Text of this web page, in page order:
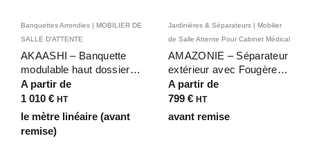
Banquettes Arrondies | MOBILIER DE
SALLE D'ATTENTE
AKAASHI – Banquette
modulable haut dossier
pour restaurants, bars et
espaces d’accueil
A partir de
1 010 € HT
le mètre linéaire (avant
remise)
Jardinières & Séparateurs | Mobilier
de Salle Attente Pour Cabinet Médical
AMAZONIE – Séparateur
extérieur avec Fougères
artificielles Terrasse, bar
et Café – ambiance
tropicale, h110 cm
A partir de
799 € HT
avant remise